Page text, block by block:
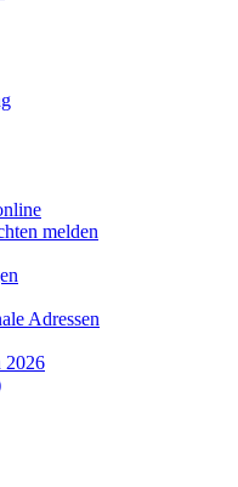
melden
Adressen
2026